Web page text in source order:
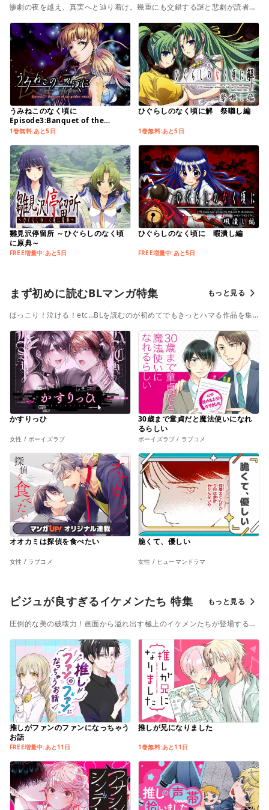
惨劇の夜を越え、真実へと辿り着け。幾重にも交錯する謎と悲劇が読者を
うみねこのなく頃に
Episode3:Banquet of the
golden witch
1巻無料:あと5日
ひぐらしのなく頃に解 祭囃し編
1巻無料:あと5日
雛見沢停留所 ～ひぐらしのなく頃
に原典～
FREE増量中:あと5日
ひぐらしのなく頃に 暇潰し編
FREE増量中:あと5日
まず初めに読むBLマンガ特集 もっと見る
ほっこり！泣ける！etc…BLを読むのが初めてでもきっとハマる作品を集
かすりっひ
女性 / ボーイズラブ
30歳まで童貞だと魔法使いになれ
るらしい
ボーイズラブ / ラブコメ
オオカミは探偵を食べたい
女性 / ラブコメ
脆くて、優しい
女性 / ヒューマンドラマ
ビジュが良すぎるイケメンたち 特集 もっと見る
圧倒的な美の破壊力！画面から溢れ出す極上のイケメンたちが登場するタ
推しがファンのファンになっちゃう
お話
FREE増量中:あと11日
推しが兄になりました
1巻無料:あと11日